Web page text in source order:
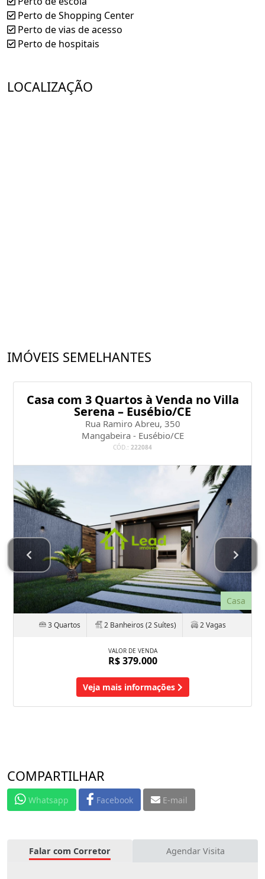
Perto de Shopping Center
Perto de vias de acesso
Perto de hospitais
LOCALIZAÇÃO
IMÓVEIS SEMELHANTES
Casa com 3 Quartos à Venda no Villa
Serena – Eusébio/CE
Rua Ramiro Abreu, 350
Mangabeira - Eusébio/CE
CÓD.: 222084
Casa
3 Quartos 2 Banheiros (2 Suítes) 2 Vagas
VALOR DE VENDA
R$ 379.000
Veja mais informações
COMPARTILHAR
Whatsapp Facebook E-mail
Falar com Corretor Agendar Visita